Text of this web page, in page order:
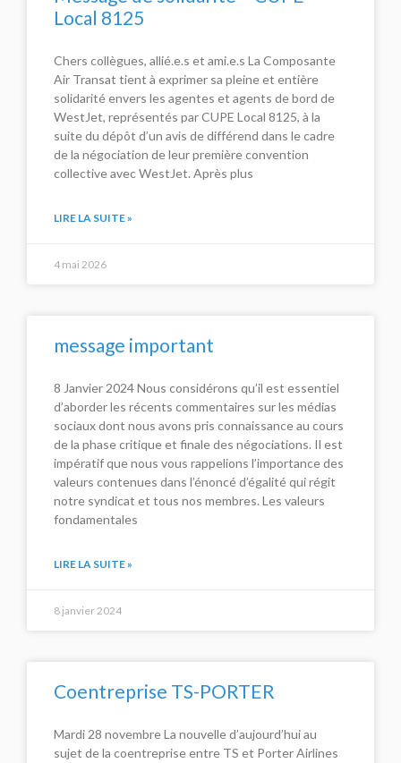
Local 8125
Chers collègues, allié.e.s et ami.e.s La Composante
Air Transat tient à exprimer sa pleine et entière
solidarité envers les agentes et agents de bord de
WestJet, représentés par CUPE Local 8125, à la
suite du dépôt d’un avis de différend dans le cadre
de la négociation de leur première convention
collective avec WestJet. Après plus
LIRE LA SUITE »
4 mai 2026
message important
8 Janvier 2024 Nous considérons qu’il est essentiel
d’aborder les récents commentaires sur les médias
sociaux dont nous avons pris connaissance au cours
de la phase critique et finale des négociations. Il est
impératif que nous vous rappelions l’importance des
valeurs contenues dans l’énoncé d’égalité qui régit
notre syndicat et tous nos membres. Les valeurs
fondamentales
LIRE LA SUITE »
8 janvier 2024
Coentreprise TS-PORTER
Mardi 28 novembre La nouvelle d’aujourd’hui au
sujet de la coentreprise entre TS et Porter Airlines